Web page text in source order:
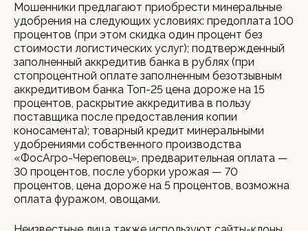
Мошенники предлагают приобрести минеральные
удобрения на следующих условиях: предоплата 100
процентов (при этом скидка один процент без
стоимости логистических услуг); подтвержденный
заполненный аккредитив банка в рублях (при
стопроцентной оплате заполненным безотзывным
аккредитивом банка Топ-25 цена дороже на 15
процентов, раскрытие аккредитива в пользу
поставщика после предоставления копии
коносамента); товарный кредит минеральными
удобрениями собственного производства
«ФосАгро-Череповец», предварительная оплата —
30 процентов, после уборки урожая — 70
процентов, цена дороже на 5 процентов, возможна
оплата фуражом, овощами.